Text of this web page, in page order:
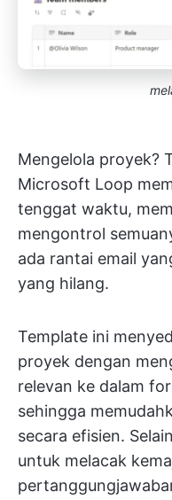
Mengelola proyek?
Microsoft Loop
tenggat waktu,
mengontrol
ada rantai email
yang hilang.
Template ini
proyek dengan
relevan ke dalam
sehingga
secara efisien.
untuk melacak